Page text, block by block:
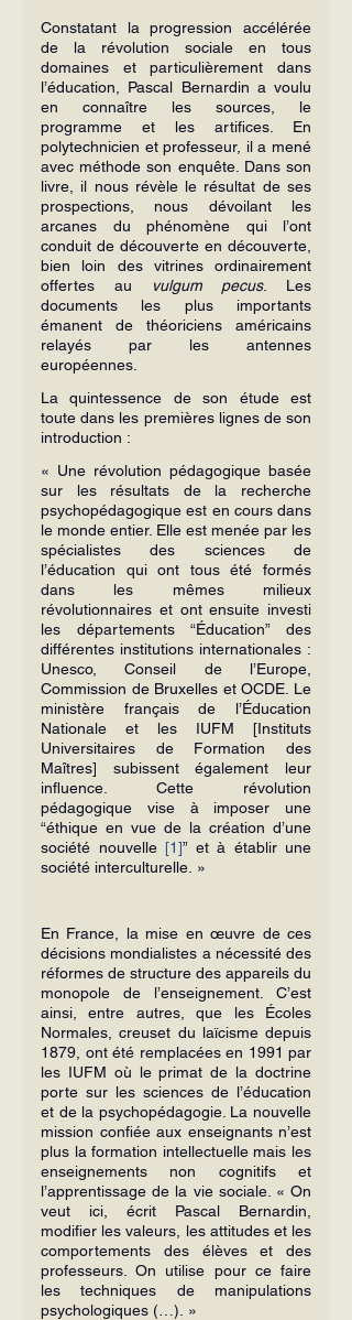
Constatant la progression accélérée
de la révolution sociale en tous
domaines et particulièrement dans
l’éducation, Pascal Bernardin a voulu
en connaître les sources, le
programme et les artifices. En
polytechnicien et professeur, il a mené
avec méthode son enquête. Dans son
livre, il nous révèle le résultat de ses
prospections, nous dévoilant les
arcanes du phénomène qui l’ont
conduit de découverte en découverte,
bien loin des vitrines ordinairement
offertes au
vulgum pecus. Les
documents les plus importants
émanent de théoriciens américains
relayés par les antennes
européennes.
La quintessence de son étude est
toute dans les premières lignes de son
introduction :
« Une révolution pédagogique basée
sur les résultats de la recherche
psychopédagogique est en cours dans
le monde entier. Elle est menée par les
spécialistes des sciences de
l’éducation qui ont tous été formés
dans les mêmes milieux
révolutionnaires et ont ensuite investi
les départements “Éducation” des
différentes institutions internationales :
Unesco, Conseil de l’Europe,
Commission de Bruxelles et OCDE. Le
ministère français de l’Éducation
Nationale et les IUFM [Instituts
Universitaires de Formation des
Maîtres] subissent également leur
influence. Cette révolution
pédagogique vise à imposer une
“éthique en vue de la création d’une
société nouvelle [1]” et à établir une
société interculturelle. »
En France, la mise en œuvre de ces
décisions mondialistes a nécessité des
réformes de structure des appareils du
monopole de l’enseignement. C’est
ainsi, entre autres, que les Écoles
Normales, creuset du laïcisme depuis
1879, ont été remplacées en 1991 par
les IUFM où le primat de la doctrine
porte sur les sciences de l’éducation
et de la psychopédagogie. La nouvelle
mission confiée aux enseignants n’est
plus la formation intellectuelle mais les
enseignements non cognitifs et
l’apprentissage de la vie sociale. « On
veut ici, écrit Pascal Bernardin,
modifier les valeurs, les attitudes et les
comportements des élèves et des
professeurs. On utilise pour ce faire
les techniques de manipulations
psychologiques (…). »